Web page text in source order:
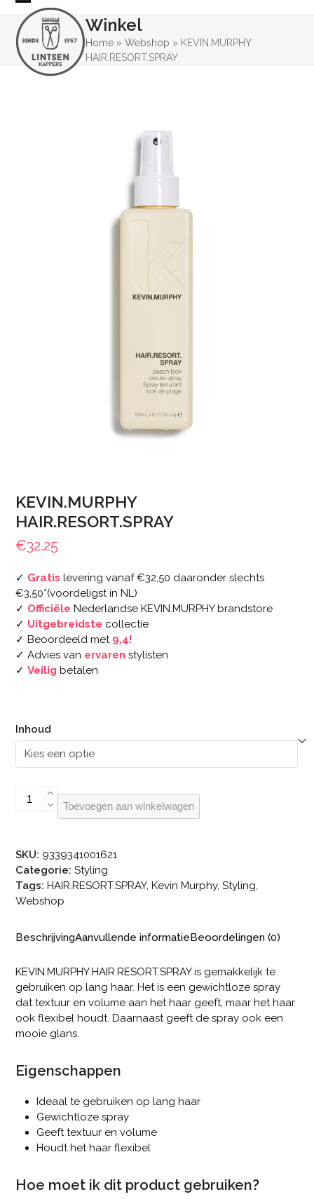
Skip
content
Open
mobile
menu
Close
mobile
menu
Winkel
Home »Webshop » KEVIN.MURPHY
HAIR.RESORT.SPRAY
KEVIN.MURPHY
HAIR.RESORT.SPRAY
€32.25
✓ Gratis levering vanaf €32,50 daaronder slechts
€3,50*(voordeligst in NL)
✓ Officiële Nederlandse KEVIN.MURPHY brandstore
✓ Uitgebreidste collectie
✓ Beoordeeld met 9,4!
✓ Advies van ervaren stylisten
✓Veilig betalen
Inhoud
KEVIN.MURPHY
HAIR.RESORT.SPRAY
Toevoegen aan winkelwagen
SKU: 9339341001621
Categorie: Styling
Tags: HAIR.RESORT.SPRAY,Kevin Murphy,Styling
Webshop
BeschrijvingAanvullende informatieBeoordelingen (0)
KEVIN.MURPHY HAIR.RESORT.SPRAY is gemakkelijk te
gebruiken op lang haar. Het is een gewichtloze spray
dat textuur en volume aan het haar geeft, maar het haar
ook flexibel houdt. Daarnaast geeft de spray ook een
mooie glans.
Eigenschappen
Ideaal te gebruiken op lang haar
Gewichtloze spray
Geeft textuur en volume
Houdt het haar flexibel
Hoe moet ik dit product gebruiken?